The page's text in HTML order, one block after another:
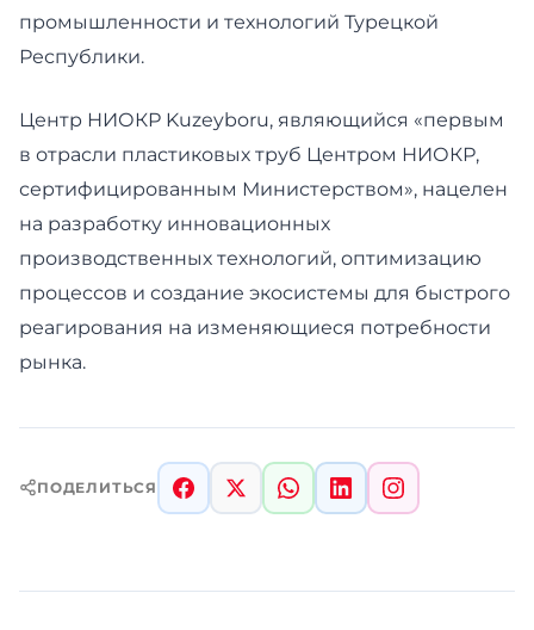
промышленности и технологий Турецкой
Республики.
Центр НИОКР Kuzeyboru, являющийся «первым
в отрасли пластиковых труб Центром НИОКР,
сертифицированным Министерством», нацелен
на разработку инновационных
производственных технологий, оптимизацию
процессов и создание экосистемы для быстрого
реагирования на изменяющиеся потребности
рынка.
ПОДЕЛИТЬСЯ